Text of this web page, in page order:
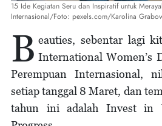
15 Ide Kegiatan Seru dan Inspiratif untuk
Internasional/Foto: pexels.com/Karolina
B eauties, sebentar lagi
International Women’s
Perempuan Internasional,
setiap tanggal 8 Maret, dan
tahun ini adalah Invest in